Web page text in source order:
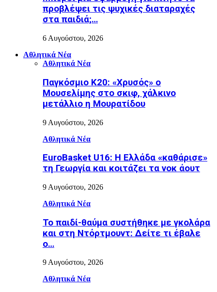
προβλέψει τις ψυχικές διαταραχές
στα παιδιά;…
6 Αυγούστου, 2026
Αθλητικά Νέα
Αθλητικά Νέα
Παγκόσμιο Κ20: «Χρυσός» ο
Μουσελίμης στο σκιφ, χάλκινο
μετάλλιο η Μουρατίδου
9 Αυγούστου, 2026
Αθλητικά Νέα
EuroBasket U16: Η Ελλάδα «καθάρισε»
τη Γεωργία και κοιτάζει τα νοκ άουτ
9 Αυγούστου, 2026
Αθλητικά Νέα
Το παιδί-θαύμα συστήθηκε με γκολάρα
και στη Ντόρτμουντ: Δείτε τι έβαλε
ο…
9 Αυγούστου, 2026
Αθλητικά Νέα